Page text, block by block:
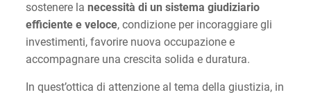
sostenere la necessità di un sistema giudiziario
efficiente e veloce, condizione per incoraggiare gli
investimenti, favorire nuova occupazione e
accompagnare una crescita solida e duratura.
In quest’ottica di attenzione al tema della giustizia, in